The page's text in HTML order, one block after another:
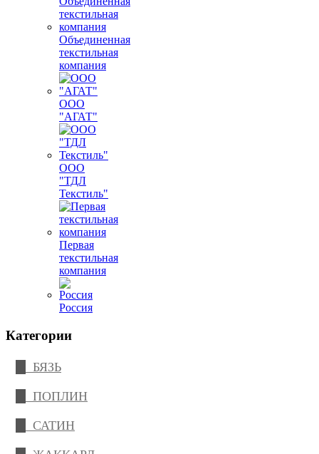
Объединенная
текстильная
компания
ООО
"АГАТ"
ООО
"ТДЛ
Текстиль"
Первая
текстильная
компания
Россия
Категории
БЯЗЬ
ПОПЛИН
САТИН